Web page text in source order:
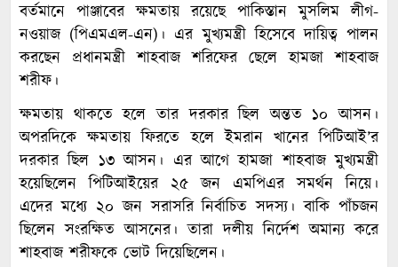
বর্তমানে পাঞ্জাবের ক্ষমতায় রয়েছে পাকিস্তান মুসলিম লীগ-
নওয়াজ (পিএমএল-এন)। এর মুখ্যমন্ত্রী হিসেবে দায়িত্ব পালন
করছেন প্রধানমন্ত্রী শাহবাজ শরিফের ছেলে হামজা শাহবাজ
শরীফ।
ক্ষমতায় থাকতে হলে তার দরকার ছিল অন্তত ১০ আসন।
অপরদিকে ক্ষমতায় ফিরতে হলে ইমরান খানের পিটিআই’র
দরকার ছিল ১৩ আসন। এর আগে হামজা শাহবাজ মুখ্যমন্ত্রী
হয়েছিলেন পিটিআইয়ের ২৫ জন এমপিএর সমর্থন নিয়ে।
এদের মধ্যে ২০ জন সরাসরি নির্বাচিত সদস্য। বাকি পাঁচজন
ছিলেন সংরক্ষিত আসনের। তারা দলীয় নির্দেশ অমান্য করে
শাহবাজ শরীফকে ভোট দিয়েছিলেন।